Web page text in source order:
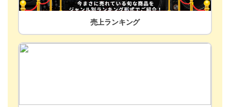
売上ランキング